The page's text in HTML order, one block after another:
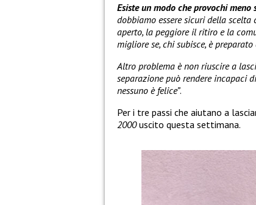
Esiste un modo che provochi
dobbiamo essere sicuri della
aperto, la peggiore il ritiro e la
migliore se, chi subisce, è
Altro problema è non riuscire a
separazione può rendere incapaci
nessuno è felice”.
Per i tre passi che aiutano a
2000uscito questa settimana.